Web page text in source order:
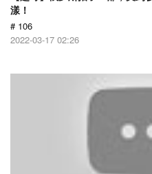
漾！
# 106
2022-03-17 02:26